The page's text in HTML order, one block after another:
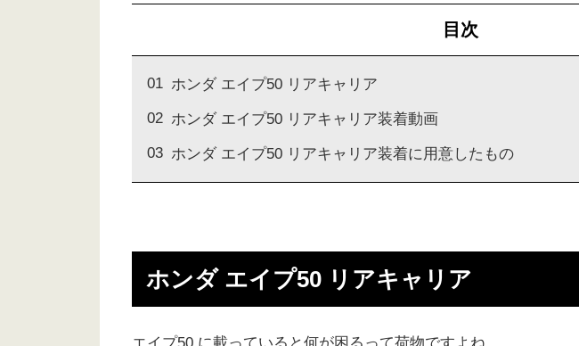
目次
ホンダ エイプ50 リアキャリア
ホンダ エイプ50 リアキャリア装着動画
ホンダ エイプ50 リアキャリア装着に用意したもの
ホンダ エイプ50 リアキャリア